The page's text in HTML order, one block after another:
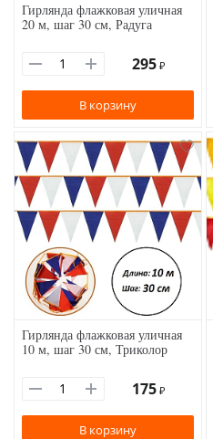
Гирлянда флажковая уличная
20 м, шаг 30 см, Радуга
295 ₽
В корзину
Гирлянда флажковая уличная
10 м, шаг 30 см, Триколор
175 ₽
В корзину